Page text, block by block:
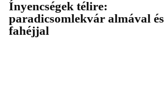
Ínyencségek télire:
paradicsomlekvár almával és
fahéjjal